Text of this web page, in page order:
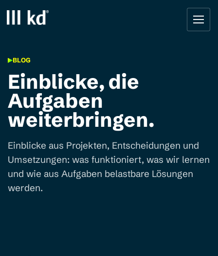
Startseite
BLOG
Einblicke, die
Aufgaben
weiterbringen.
Einblicke aus Projekten, Entscheidungen und
Umsetzungen: was funktioniert, was wir lernen
und wie aus Aufgaben belastbare Lösungen
werden.